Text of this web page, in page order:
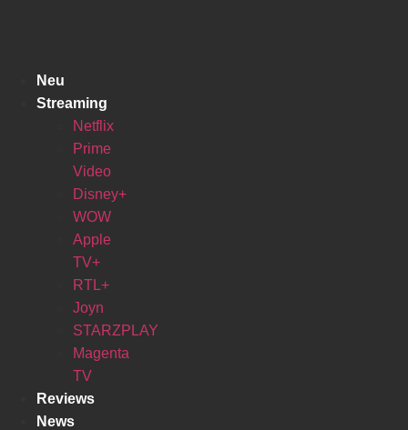
Neu
Streaming
Netflix
Prime
Video
Disney+
WOW
Apple
TV+
RTL+
Joyn
STARZPLAY
Magenta
TV
Reviews
News